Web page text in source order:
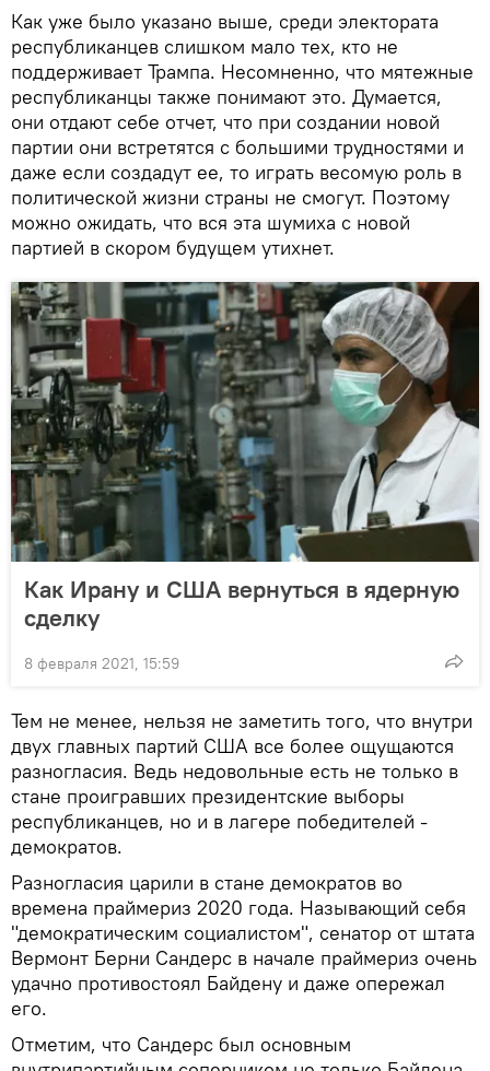
Как уже было указано выше, среди электората
республиканцев слишком мало тех, кто не
поддерживает Трампа. Несомненно, что мятежные
республиканцы также понимают это. Думается,
они отдают себе отчет, что при создании новой
партии они встретятся с большими трудностями и
даже если создадут ее, то играть весомую роль в
политической жизни страны не смогут. Поэтому
можно ожидать, что вся эта шумиха с новой
партией в скором будущем утихнет.
Как Ирану и США вернуться в ядерную
сделку
8 февраля 2021, 15:59
Тем не менее, нельзя не заметить того, что внутри
двух главных партий США все более ощущаются
разногласия. Ведь недовольные есть не только в
стане проигравших президентские выборы
республиканцев, но и в лагере победителей -
демократов.
Разногласия царили в стане демократов во
времена праймериз 2020 года. Называющий себя
"демократическим социалистом", сенатор от штата
Вермонт Берни Сандерс в начале праймериз очень
удачно противостоял Байдену и даже опережал
его.
Отметим, что Сандерс был основным